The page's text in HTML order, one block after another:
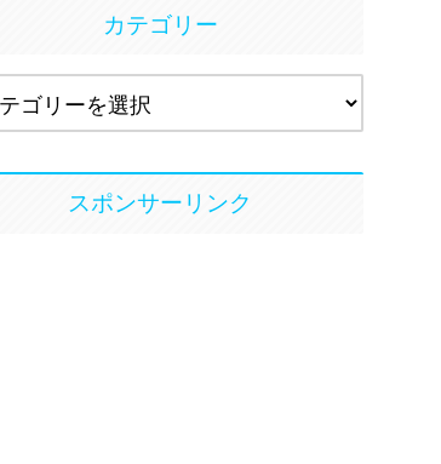
カテゴリー
スポンサーリンク